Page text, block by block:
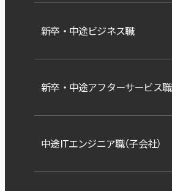
新卒・中途ビジネス職
新卒・中途アフターサービス職
中途ITエンジニア職（子会社）